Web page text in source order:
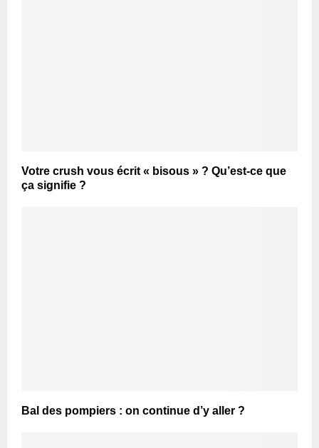
Votre crush vous écrit « bisous » ? Qu’est-ce que
ça signifie ?
Bal des pompiers : on continue d’y aller ?